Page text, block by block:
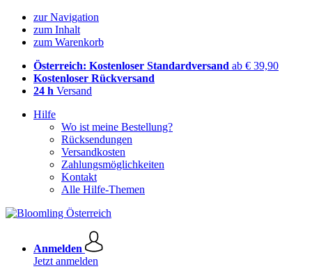
zur Navigation
zum Inhalt
zum Warenkorb
Österreich: Kostenloser Standardversand ab € 39,90
Kostenloser Rückversand
24 h Versand
Hilfe
Wo ist meine Bestellung?
Rücksendungen
Versandkosten
Zahlungsmöglichkeiten
Kontakt
Alle Hilfe-Themen
Anmelden
Jetzt anmelden